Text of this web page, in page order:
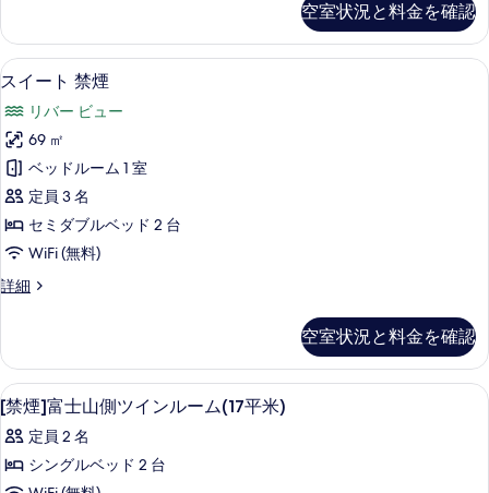
示
す
る
ム
禁
煙
の
す
べ
て
の
写
真
示
す
る
ス
ツ
イ
ル
ー
ム
禁
煙
の
詳
細
空室状況と料金を確認
ス
ー
ト
禁
煙
の
べ
の
写
真
を
表
スイート 禁煙 | 高級寝具、デスク、
3
スイート 禁煙
リバー ビュー
69 ㎡
ベッドルーム 1 室
定員 3 名
セミダブルベッド 2 台
WiFi (無料)
詳細
ス
禁
煙
の
詳
細
空室状況と料金を確認
[禁
煙]
富
士
高級寝具、デスク、遮光カーテン、
1
[禁煙]富士山側ツインルーム(17平米)
定員 2 名
シングルベッド 2 台